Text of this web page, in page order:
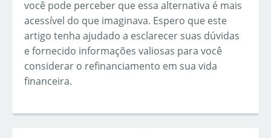
você pode perceber que essa alternativa é mais
acessível do que imaginava. Espero que este
artigo tenha ajudado a esclarecer suas dúvidas
e fornecido informações valiosas para você
considerar o refinanciamento em sua vida
financeira.